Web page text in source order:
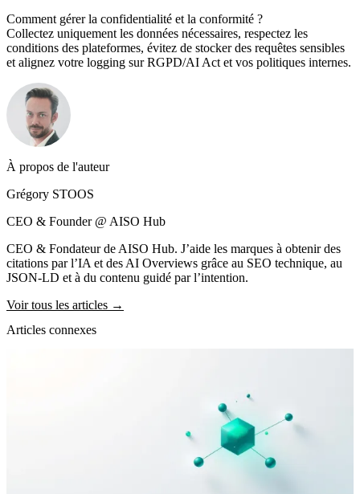
Comment gérer la confidentialité et la conformité ?
Collectez uniquement les données nécessaires, respectez les
conditions des plateformes, évitez de stocker des requêtes sensibles
et alignez votre logging sur RGPD/AI Act et vos politiques internes.
À propos de l'auteur
Grégory STOOS
CEO & Founder @ AISO Hub
CEO & Fondateur de AISO Hub. J’aide les marques à obtenir des
citations par l’IA et des AI Overviews grâce au SEO technique, au
JSON-LD et à du contenu guidé par l’intention.
Voir tous les articles →
Articles connexes